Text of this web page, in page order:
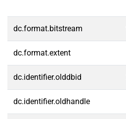
dc.format.bitstream
dc.format.extent
dc.identifier.olddbid
dc.identifier.oldhandle